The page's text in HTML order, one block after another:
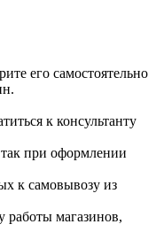
его самостоятельно
к консультанту
при оформлении
к самовывозу из
работы магазинов,